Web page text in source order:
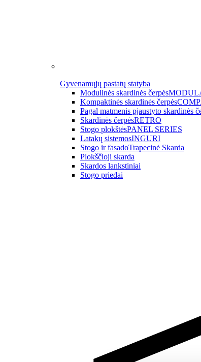
Gyvenamųjų pastatų statyba
Modulinės skardinės čerpės
Kompaktinės skardinės čerpės
Pagal matmenis pjaustyto skardinės
Skardinės čerpėsRETRO
Stogo plokštėsPANEL SERIES
Latakų sistemosINGURI
Stogo ir fasadoTrapecinė Skarda
Plokščioji skarda
Skardos lankstiniai
Stogo priedai